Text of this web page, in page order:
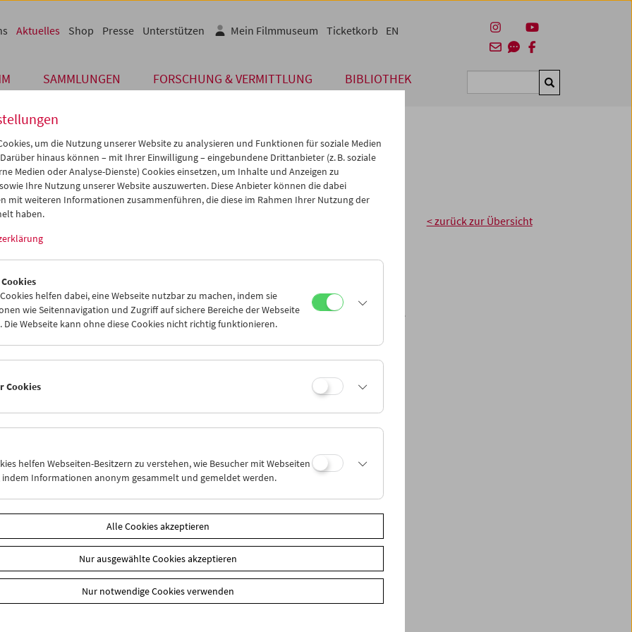
SAMMLUNGEN FORSCHUNG & VERMITTLUNG BIBLIOTHEK Suchen
Aktuelles Shop Presse Unterstützen Mein Filmmuseum Ticketkorb EN
2018
im Kino" im Wintersemester
der Reihe
ein, Film in seinen vielfältigen Wirkungen zu erfahren.Das
Filmanalysen und Gespräche mit Künstler/inne/n.
und für Schulklassen jeden Alters.Anmeldungen für die Programme, darunter viele
ab sofort möglich.
< zurück zur Übersicht
um die Nutzung unserer Website zu analysieren und Funktionen für soziale Medien
hinaus können – mit Ihrer Einwilligung – eingebundene Drittanbieter (z. B. soziale
Medien oder Analyse-Dienste) Cookies einsetzen, um Inhalte und Anzeigen zu
Ihre Nutzung unserer Website auszuwerten. Diese Anbieter können die dabei
mit weiteren Informationen zusammenführen, die diese im Rahmen Ihrer Nutzung der
haben.
helfen dabei, eine Webseite nutzbar zu machen, indem sie
wie Seitennavigation und Zugriff auf sichere Bereiche der Webseite
Die Webseite kann ohne diese Cookies nicht richtig funktionieren.
Cookies
helfen Webseiten-Besitzern zu verstehen, wie Besucher mit Webseiten
indem Informationen anonym gesammelt und gemeldet werden.
Alle Cookies akzeptieren
Nur ausgewählte Cookies akzeptieren
Nur notwendige Cookies verwenden